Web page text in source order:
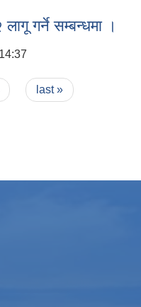
सूचना ।गर्ने सम्बन्धमा ।
last »